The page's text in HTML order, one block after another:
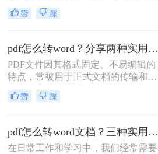
广受欢迎，但在某些情况下，我们可
能需要将PDF文件转换为Word文档以
转换成word呢？本文将介绍两种PDF
转换成Word的方法。
赞 踩
pdf怎么转word？分享两种实用方法！
PDF文件因其格式固定、不易编辑的
特点，常被用于正式文档的传输和存
档。然而，当我们需要编辑PDF内容
时，将其转换为Word文档是常见需
绍两种实用的PDF转Word方法，帮助
你轻松完成格式转换。
赞 踩
pdf怎么转word文档？三种实用方法介绍!
在日常工作和学习中，我们经常需要